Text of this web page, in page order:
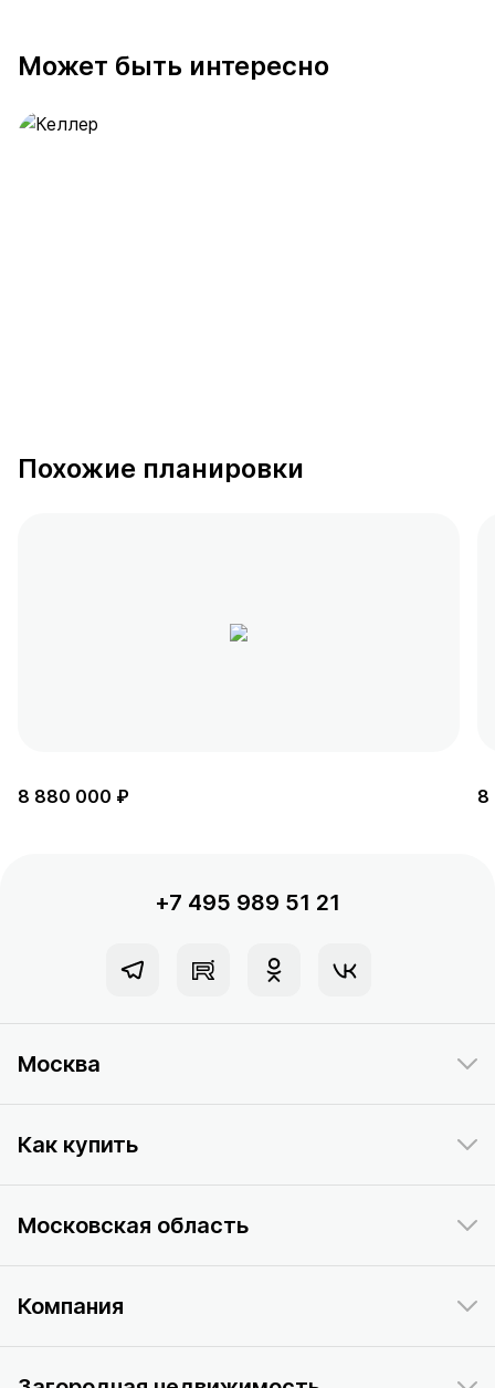
Может быть интересно
Похожие планировки
8 880 000 ₽ 8
+7 495 989 51 21
Москва
Как купить
Московская область
Компания